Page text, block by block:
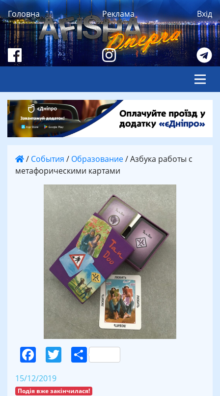
Головна Реклама Вхід
/ События / Образование/Азбука работы с
метафорическими картами
Facebook
Twitter
Поділитися
15/12/2019
Подія вже закінчилася!